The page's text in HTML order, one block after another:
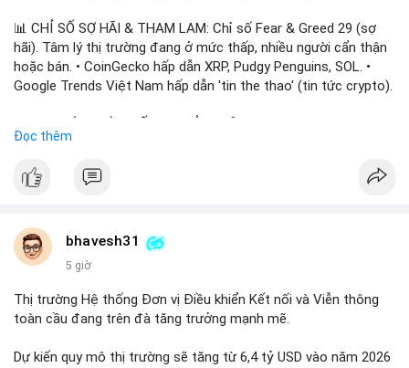
📊 CHỈ SỐ SỢ HÃI & THAM LAM: Chỉ số Fear & Greed 29 (sợ
hãi). Tâm lý thị trường đang ở mức thấp, nhiều người cẩn thận
hoặc bán. • CoinGecko hấp dẫn XRP, Pudgy Penguins, SOL. •
Google Trends Việt Nam hấp dẫn 'tin the thao' (tin tức crypto).
ONDO, CASHCAT. • Chủ đề 'tô thị ty na' (tỷ giá) và 'giao thông'
BTC breakout và lệnh long/short.
định crypto là 'vấn đề lớn' giúp giảm áp lực USD. • Binance hỗ
trợ cổ phiếu Apple/IBM. • Bài đăng hấp dẫn về $HFT, $SKYAI,
$BICO. • Tin nhắn cảnh báo về hack North Korea (Bybit).
💡 NHẬN ĐỊNH & KHUYẾN NGHỊ: Tâm lý thị trường đang phân
coin (PENGU, CASHCAT) và tin cậy từ các dự án lớn (BTC,
Đọc thêm
bhavesh31
5 giờ
Thị trường Hệ thống Đơn vị Điều khiển Kết nối và Viễn thông
toàn cầu đang trên đà tăng trưởng mạnh mẽ.
Dự kiến quy mô thị trường sẽ tăng từ 6,4 tỷ USD vào năm 2026